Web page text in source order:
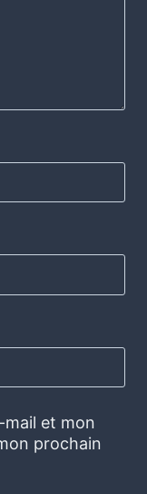
et mon
prochain